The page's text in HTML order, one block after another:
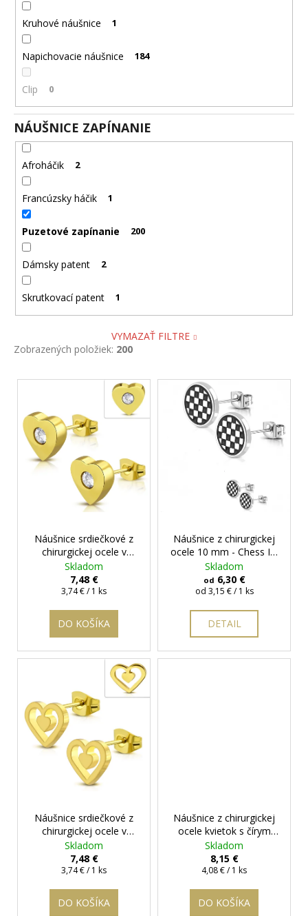
Kruhové náušnice 1
Napichovacie náušnice 184
Clip 0
NÁUŠNICE ZAPÍNANIE
Afroháčik 2
Francúzsky háčik 1
Puzetové zapínanie 200
Dámsky patent 2
Skrutkovací patent 1
VYMAZAŤ FILTRE
Zobrazených položiek: 200
V
p
Náušnice srdiečkové z
chirurgickej ocele v
zlatej farbe - Montana
darčeková krabička
zadarmo
Skladom
7,48 €
Jednotková
3,74 € / 1 ks
DO KOŠÍKA
Náušnice z chirurgickej
ocele 10 mm - Chess III.
+ darčeková krabička
zadarmo
Skladom
od 6,30 €
Jednotková
od 3,15 € / 1 ks
DETAIL
Náušnice srdiečkové z
chirurgickej ocele v
zlatej farbe - Belle Gold
+ darčeková krabička
zadarmo
Skladom
7,48 €
Jednotková
3,74 € / 1 ks
DO KOŠÍKA
Náušnice z chirurgickej
ocele kvietok s čírym
očkom - Windie
darčeková krabička
zadarmo
Skladom
8,15 €
Jednotková
4,08 € / 1 ks
DO KOŠÍKA